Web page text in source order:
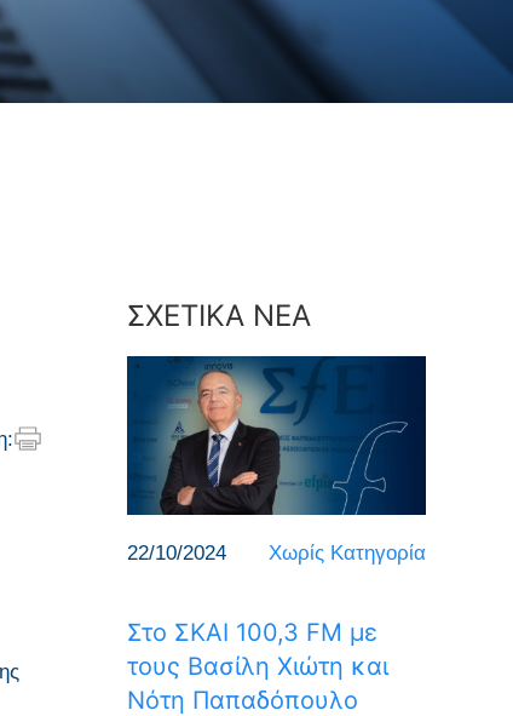
ΣΧΕΤΙΚΑ ΝΕΑ
22/10/2024 Χωρίς Κατηγορία
Στο ΣΚΑΙ 100,3 FM με
τους Βασίλη Χιώτη και
Νότη Παπαδόπουλο